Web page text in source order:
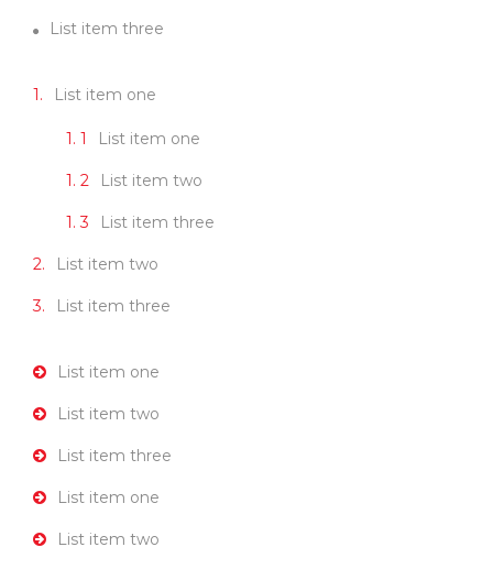
List item three
List item one
List item one
List item two
List item three
List item two
List item three
List item one
List item two
List item three
List item one
List item two